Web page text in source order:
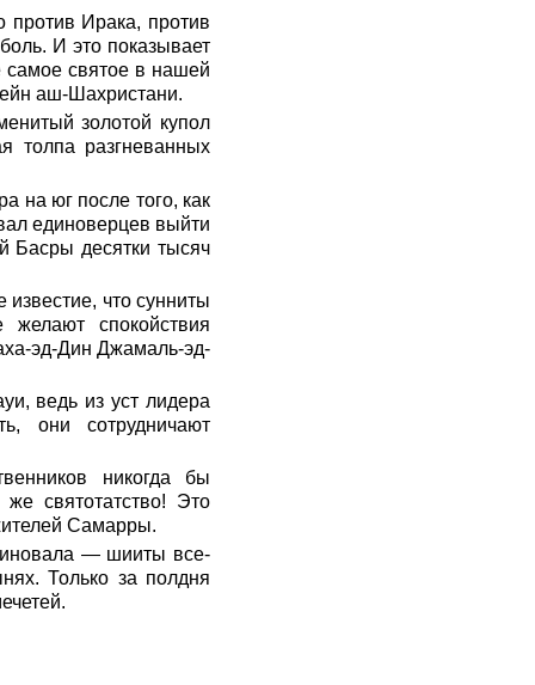
против Ирака, против
И это показывает
святое в нашей
аш-Шахристани.
золотой купол
толпа разгневанных
на юг после того, как
единоверцев выйти
Басры десятки тысяч
что сунниты
спокойствия
эд-Дин Джамаль-эд-
ведь из уст лидера
они сотрудничают
никогда бы
святотатство! Это
Самарры.
— шииты все-
Только за полдня